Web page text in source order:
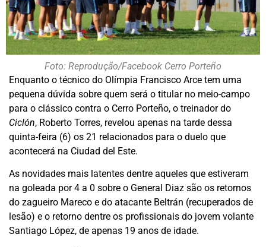
Foto: Reprodução/Facebook Cerro Porteño
Enquanto o técnico do Olímpia Francisco Arce tem uma
pequena dúvida sobre quem será o titular no meio-campo
para o clássico contra o Cerro Porteño, o treinador do
Ciclón, Roberto Torres, revelou apenas na tarde dessa
quinta-feira (6) os 21 relacionados para o duelo que
acontecerá na Ciudad del Este.
As novidades mais latentes dentre aqueles que estiveram
na goleada por 4 a 0 sobre o General Diaz são os retornos
do zagueiro Mareco e do atacante Beltrán (recuperados de
lesão) e o retorno dentre os profissionais do jovem volante
Santiago López, de apenas 19 anos de idade.